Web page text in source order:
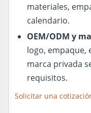
materiales,
calendario.
OEM/ODM y
logo, empaque,
marca privada
requisitos.
Solicitar una